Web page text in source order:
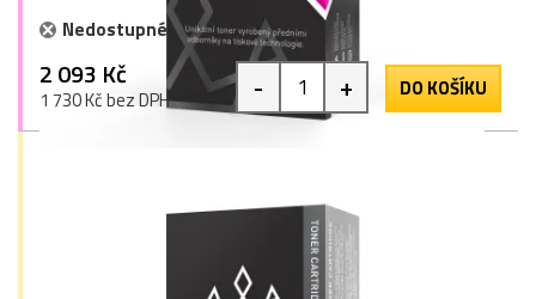
Nedostupné
2 093 Kč
1 730 Kč bez DPH - + DO KOŠÍKU